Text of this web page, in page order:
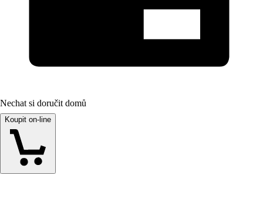
Nechat si doručit domů
Koupit on-line